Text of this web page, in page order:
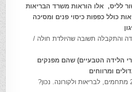
לליס, אלו הוראות משרד הבריאות
כולל כפפות כיסוי פנים ומסיכה
והתקבלה תשובה שהיולדת חולה /
הלידה הטבעיים) שהם מפנקים
ומרווחים